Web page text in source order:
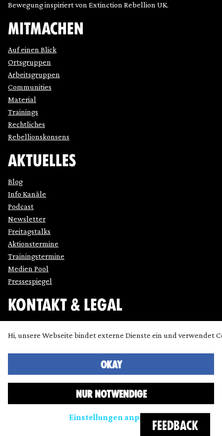
FEEDBACK
Bewegung inspiriert von Extinction Rebellion UK.
MITMACHEN
Auf einen Blick
Ortsgruppen
Arbeitsgruppen
Communities
Material
Trainings
Rechtliches
Rebellionskonsens
AKTUELLES
Blog
Info Kanäle
Podcast
Newsletter
Freitagstalks
Aktionstermine
Trainingstermine
Medien Pool
Pressespiegel
KONTAKT & LEGAL
Datenschutz
Presse
SimpleIcon ,Freepik,Bogdan Rosu
Hi, unsere Webseite bindet externe Dienste ein und verwendet
Einstellungen anpassen
NUR NOTWENDIGE
OKAY